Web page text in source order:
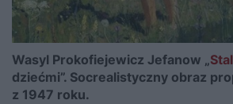
Wasyl Prokofiejewicz Jefanow „
dziećmi”. Socrealistyczny obraz
z 1947 roku.